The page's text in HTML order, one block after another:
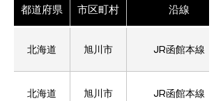
都道府県 市区町村 沿線
北海道 旭川市 JR函館本線
北海道 旭川市 JR函館本線